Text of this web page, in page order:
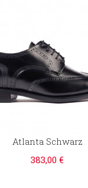
Atlanta Schwarz
383,00 €